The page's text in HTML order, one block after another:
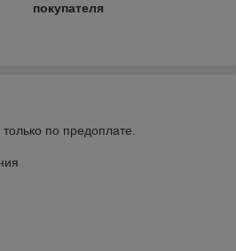
покупателя
по предоплате.